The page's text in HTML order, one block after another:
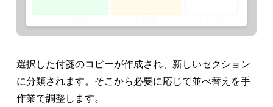
選択した付箋のコピーが作成され、新しいセクション
に分類されます。そこから必要に応じて並べ替えを手
作業で調整します。